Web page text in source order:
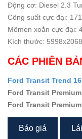
Động cơ: Diesel 2.3
Công suất cực đại:
Mômen xoắn cực đại:
Kích thước:
CÁC PHIÊN
Ford Transit Trend
Ford Transit
Ford Transit
Báo giá